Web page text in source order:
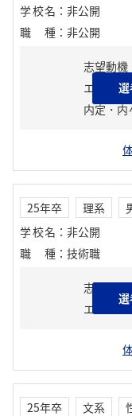
学校名 ： 非公開
職種 ： 非公開
志望動機
エントリ
内定・内
25年卒 理系
学校名 ： 非公開
職種 ： 技術職
志望動機
エントリ
25年卒 文系